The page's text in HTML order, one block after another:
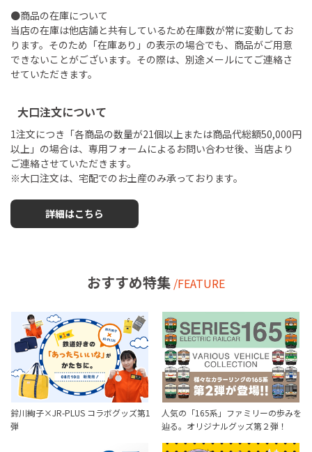
●商品の在庫について
当店の在庫は他店舗と共有しているため在庫数が常に変動してお
ります。そのため「在庫あり」の表示の場合でも、商品がご用意
できないことがございます。その際は、別途メールにてご連絡さ
せていただきます。
大口注文について
1注文につき「各商品の数量が21個以上または商品代総額50,000円
以上」の場合は、専用フォームによるお問い合わせ後、当店より
ご連絡させていただきます。
※大口注文は、宅配でのお土産のみ承っております。
詳細はこちら
おすすめ特集 /FEATURE
鈴川絢子×JR-PLUS コラボグッズ第1
弾
人気の「165系」ファミリーの歩みを
辿る。オリジナルグッズ第２弾！